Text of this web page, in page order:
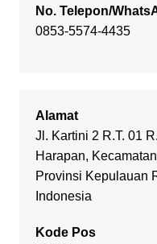
No. Telepon/
0853-5574-4435
Alamat
Jl. Kartini 2 R.T. 01
Harapan,
Provinsi Kepulauan
Indonesia
Kode Pos